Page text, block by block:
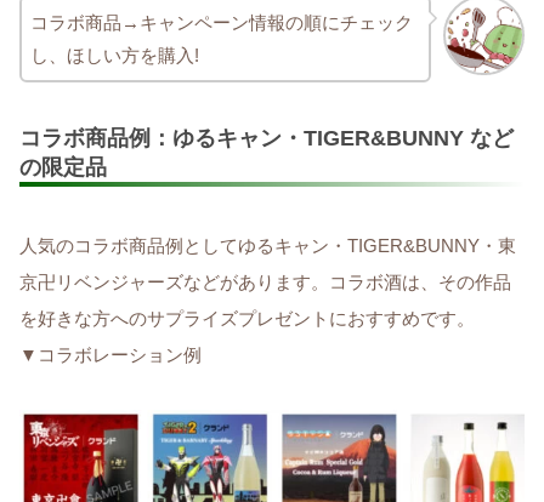
コラボ商品→キャンペーン情報の順にチェック
し、ほしい方を購入!
コラボ商品例：ゆるキャン・TIGER&BUNNY など
の限定品
人気のコラボ商品例としてゆるキャン・TIGER&BUNNY・東
京卍リベンジャーズなどがあります。コラボ酒は、その作品
を好きな方へのサプライズプレゼントにおすすめです。
▼コラボレーション例